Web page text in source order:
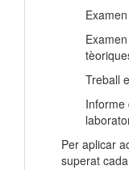
Treball
Informe
Per aplicar
superat